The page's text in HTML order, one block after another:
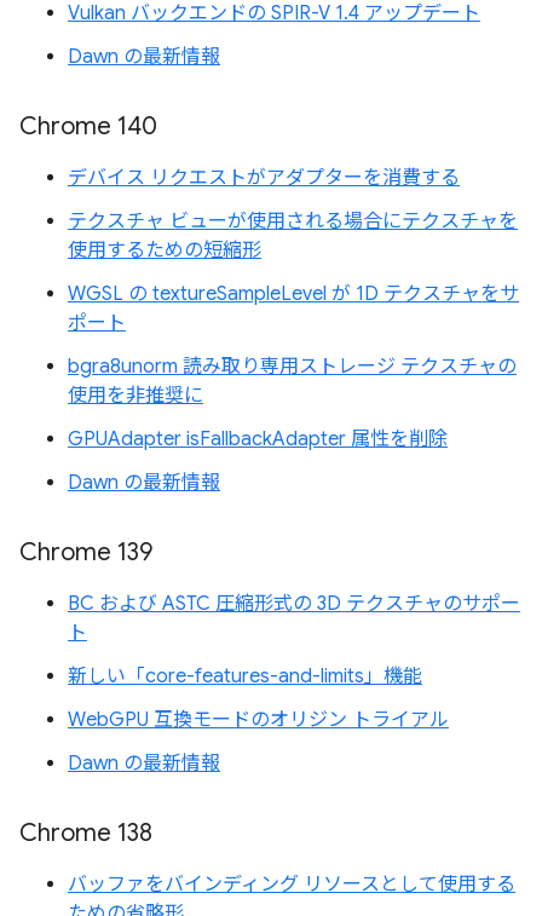
Vulkan バックエンドの SPIR-V 1.4 アップデート
Dawn の最新情報
Chrome 140
デバイス リクエストがアダプターを消費する
テクスチャ ビューが使用される場合にテクスチャを
使用するための短縮形
WGSL の textureSampleLevel が 1D テクスチャをサ
ポート
bgra8unorm 読み取り専用ストレージ テクスチャの
使用を非推奨に
GPUAdapter isFallbackAdapter 属性を削除
Dawn の最新情報
Chrome 139
BC および ASTC 圧縮形式の 3D テクスチャのサポー
ト
新しい「core-features-and-limits」機能
WebGPU 互換モードのオリジン トライアル
Dawn の最新情報
Chrome 138
バッファをバインディング リソースとして使用する